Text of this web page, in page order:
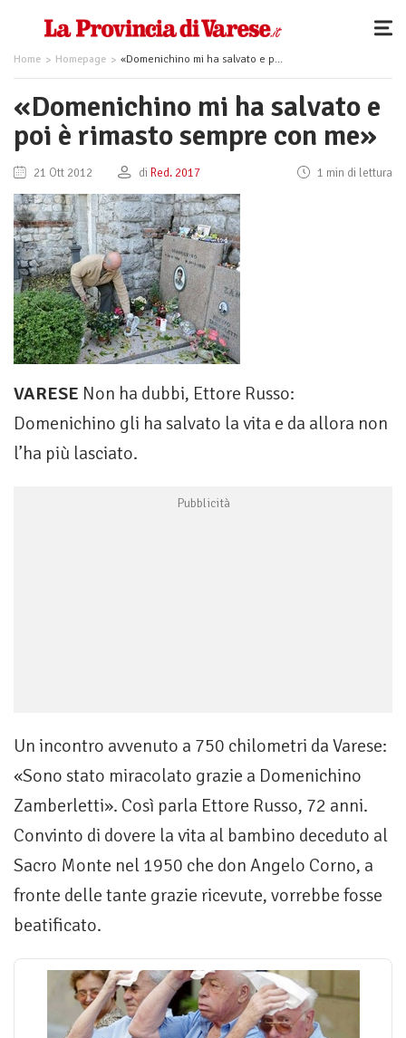
Home Homepage «Domenichino mi ha salvato e poi è rimasto sempre con me»
«Domenichino mi ha salvato e
poi è rimasto sempre con me»
21 Ott 2012 di Red. 2017 1 min di lettura
VARESE Non ha dubbi, Ettore Russo:
Domenichino gli ha salvato la vita e da allora non
l’ha più lasciato.
Un incontro avvenuto a 750 chilometri da Varese:
«Sono stato miracolato grazie a Domenichino
Zamberletti». Così parla Ettore Russo, 72 anni.
Convinto di dovere la vita al bambino deceduto al
Sacro Monte nel 1950 che don Angelo Corno, a
fronte delle tante grazie ricevute, vorrebbe fosse
beatificato.